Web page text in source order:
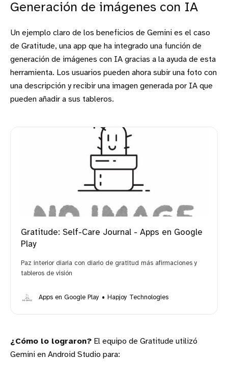
Generación de imágenes con IA
Un ejemplo claro de los beneficios de Gemini es el caso
de Gratitude, una app que ha integrado una función de
generación de imágenes con IA gracias a la ayuda de esta
herramienta. Los usuarios pueden ahora subir una foto con
una descripción y recibir una imagen generada por IA que
pueden añadir a sus tableros.
Gratitude: Self-Care Journal - Apps en Google
Play
Paz interior diaria con diario de gratitud más afirmaciones y
tableros de visión
Apps en Google Play Hapjoy Technologies
¿Cómo lo lograron? El equipo de Gratitude utilizó
Gemini en Android Studio para: